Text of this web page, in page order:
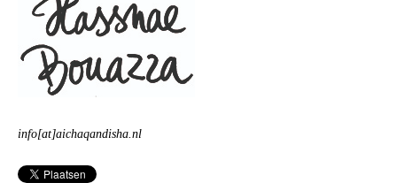
info[at]aichaqandisha.nl